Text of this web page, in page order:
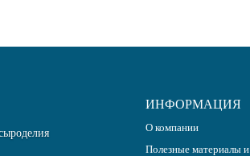
ИНФОРМАЦИЯ
О компании
Полезные материалы и